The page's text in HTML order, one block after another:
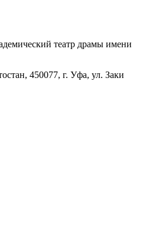
театр драмы имени
450077, г. Уфа, ул. Заки